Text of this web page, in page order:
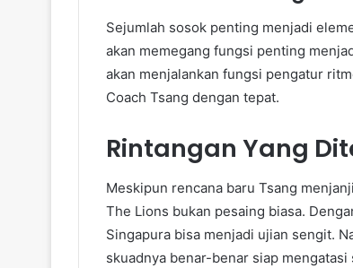
Sejumlah sosok penting menjadi
akan memegang fungsi penting
akan menjalankan fungsi pengatur
Coach Tsang dengan tepat.
Rintangan Yang
Meskipun rencana baru Tsang
The Lions bukan pesaing biasa.
Singapura bisa menjadi ujian sengit.
skuadnya benar-benar siap mengatasi